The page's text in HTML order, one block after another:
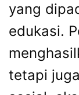
yang
edukasi.
tetapi